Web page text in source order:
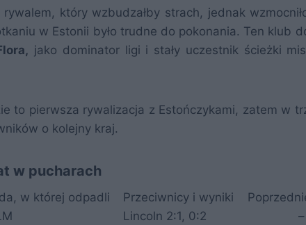
rywalem, który wzbudzałby strach, jednak
w Estonii było trudne do pokonania. Ten klub
jako dominator ligi i stały uczestnik ścieżki
to pierwsza rywalizacja z Estończykami, zatem w
o kolejny kraj.
w pucharach
w której odpadli Przeciwnicy i wyniki
Lincoln 2:1, 0:2 –